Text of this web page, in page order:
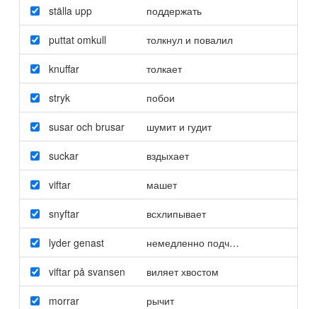
ställa upp поддержать
puttat omkull толкнул и повалил
knuffar толкает
stryk побои
susar och brusar шумит и гудит
suckar вздыхает
viftar машет
snyftar всхлипывает
lyder genast немедленно подчиняется
viftar på svansen виляет хвостом
morrar рычит